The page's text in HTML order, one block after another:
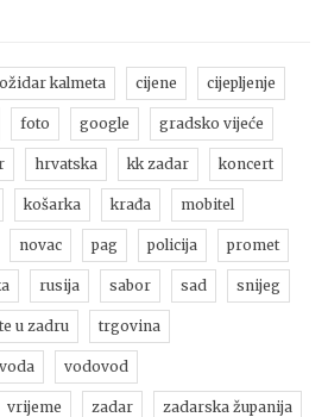
kalmeta cijene cijepljenje
foto google gradsko vijeće
hrvatska kk zadar koncert
košarka krađa mobitel
novac pag policija promet
rusija sabor sad snijeg
u zadru trgovina
voda vodovod
vrijeme zadar zadarska županija